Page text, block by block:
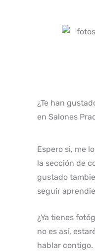
¿Te han
en Salones
Espero si, me
la sección de
gustado
seguir
¿Ya tienes
no es así,
hablar contigo.